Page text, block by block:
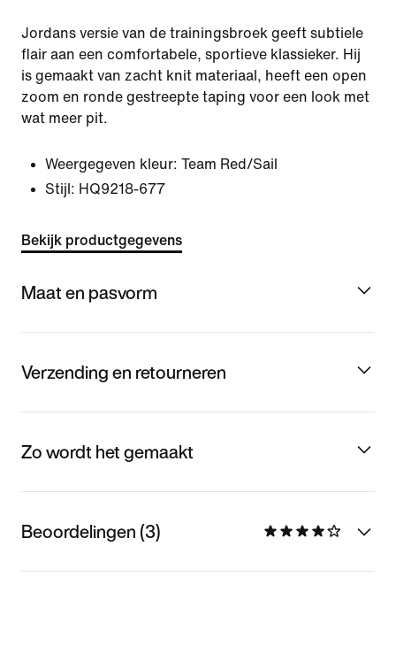
Jordans versie van de trainingsbroek geeft subtiele
flair aan een comfortabele, sportieve klassieker. Hij
is gemaakt van zacht knit materiaal, heeft een open
zoom en ronde gestreepte taping voor een look met
wat meer pit.
Weergegeven kleur: Team Red/Sail
Stijl: HQ9218-677
Bekijk productgegevens
Maat en pasvorm
Verzending en retourneren
Zo wordt het gemaakt
Beoordelingen (3)